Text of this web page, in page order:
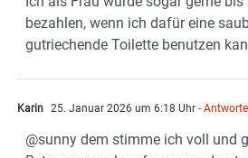
bezahlen, wenn ich dafür eine
gutriechende Toilette benutzen
Karin 25. Januar 2026 um 6:18 Uhr -
@sunny dem stimme ich voll und